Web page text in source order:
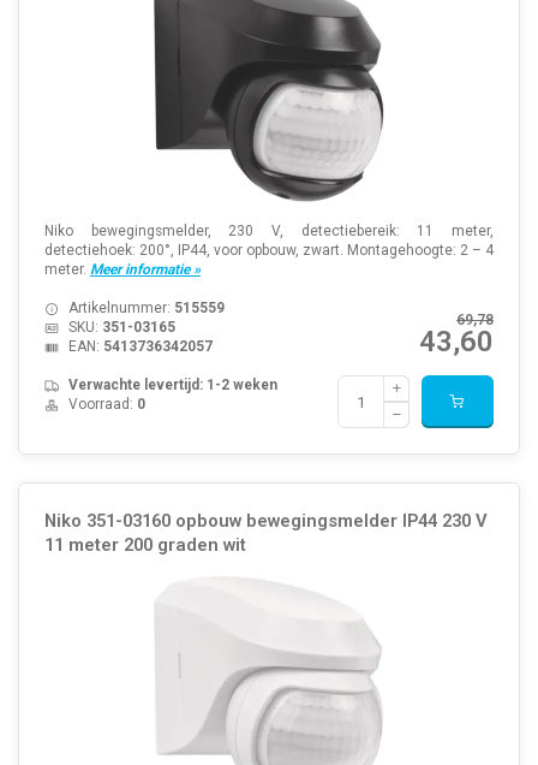
Niko bewegingsmelder, 230 V, detectiebereik: 11 meter,
detectiehoek: 200°, IP44, voor opbouw, zwart. Montagehoogte: 2 – 4
meter. Meer informatie »
69,78
43,60
Artikelnummer: 515559
SKU: 351-03165
EAN: 5413736342057
Verwachte levertijd: 1-2 weken
Voorraad: 0
Niko 351-03160 opbouw bewegingsmelder IP44 230 V
11 meter 200 graden wit